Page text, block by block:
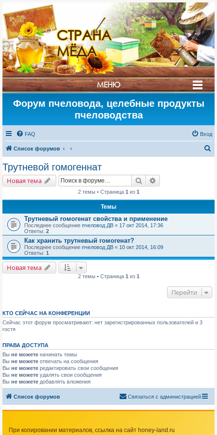
СТРАНА
МЁДА
МЕНЮ
Форум пчеловода, целебные продукты
пчеловодства
FAQ Вход
Список форумов
Трутневой гомогеннат
Новая тема Поиск
2 темы • Страница 1 из 1
Темы
Трутневый гомогенат свойства и применение
Последнее сообщение пчеловод ДВ « 17 окт 2014, 17:36
Ответы: 2
Как хранить трутневый гомогенат?
Последнее сообщение пчеловод ДВ « 10 окт 2014, 16:09
Ответы: 1
Новая тема
2 темы • Страница 1 из 1
Перейти
КТО СЕЙЧАС НА КОНФЕРЕНЦИИ
Сейчас этот форум просматривают: нет зарегистрированных пользователей и 3
гостя
ПРАВА ДОСТУПА
Вы не можете начинать темы
Вы не можете отвечать на сообщения
Вы не можете редактировать свои сообщения
Вы не можете удалять свои сообщения
Вы не можете добавлять вложения
Список форумов Связаться с администрацией
При копировании материалов, ссылка на сайт honey-land.ru